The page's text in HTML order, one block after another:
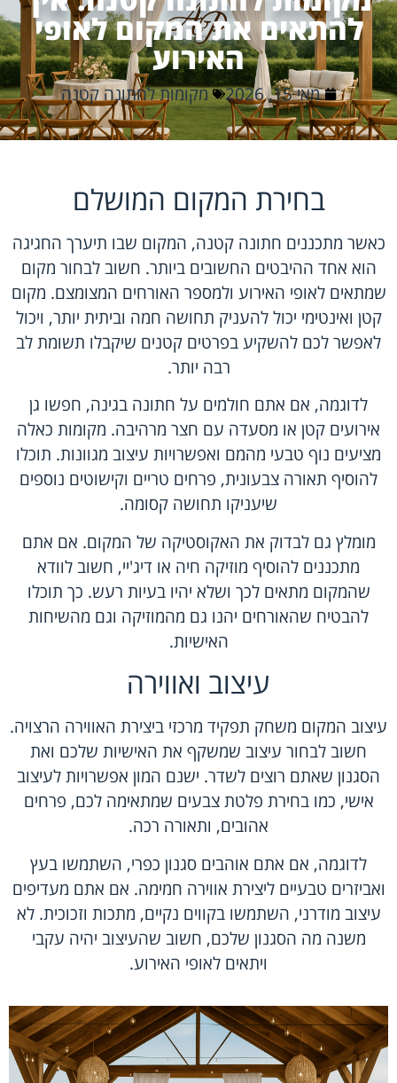
להתאים את המקום לאופי
האירוע
מאי 15, 2026 מקומות לחתונה קטנה
בחירת המקום המושלם
כאשר מתכננים חתונה קטנה, המקום שבו תיערך החגיגה
הוא אחד ההיבטים החשובים ביותר. חשוב לבחור מקום
שמתאים לאופי האירוע ולמספר האורחים המצומצם. מקום
קטן ואינטימי יכול להעניק תחושה חמה וביתית יותר, ויכול
לאפשר לכם להשקיע בפרטים קטנים שיקבלו תשומת לב
רבה יותר.
לדוגמה, אם אתם חולמים על חתונה בגינה, חפשו גן
אירועים קטן או מסעדה עם חצר מרהיבה. מקומות כאלה
מציעים נוף טבעי מהמם ואפשרויות עיצוב מגוונות. תוכלו
להוסיף תאורה צבעונית, פרחים טריים וקישוטים נוספים
שיעניקו תחושה קסומה.
מומלץ גם לבדוק את האקוסטיקה של המקום. אם אתם
מתכננים להוסיף מוזיקה חיה או דיג'יי, חשוב לוודא
שהמקום מתאים לכך ושלא יהיו בעיות רעש. כך תוכלו
להבטיח שהאורחים יהנו גם מהמוזיקה וגם מהשיחות
האישיות.
עיצוב ואווירה
עיצוב המקום משחק תפקיד מרכזי ביצירת האווירה הרצויה.
חשוב לבחור עיצוב שמשקף את האישיות שלכם ואת
הסגנון שאתם רוצים לשדר. ישנם המון אפשרויות לעיצוב
אישי, כמו בחירת פלטת צבעים שמתאימה לכם, פרחים
אהובים, ותאורה רכה.
לדוגמה, אם אתם אוהבים סגנון כפרי, השתמשו בעץ
ואביזרים טבעיים ליצירת אווירה חמימה. אם אתם מעדיפים
עיצוב מודרני, השתמשו בקווים נקיים, מתכות וזכוכית. לא
משנה מה הסגנון שלכם, חשוב שהעיצוב יהיה עקבי
ויתאים לאופי האירוע.